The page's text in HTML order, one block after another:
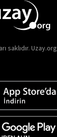
saklıdır. Uzay.org